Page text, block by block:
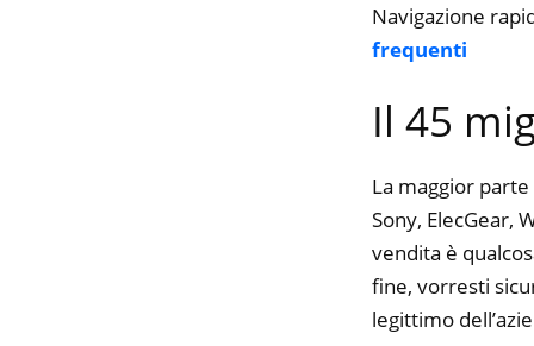
Navigazione
frequenti
Il 45
La maggior
Sony, ElecGear,
vendita è
fine, vorresti
legittimo